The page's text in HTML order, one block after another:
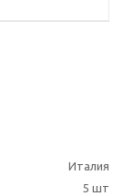
Италия
5 шт